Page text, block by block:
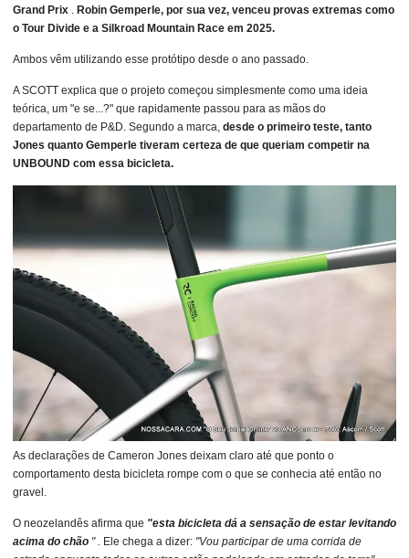
Grand Prix . Robin Gemperle, por sua vez, venceu provas extremas como
o Tour Divide e a Silkroad Mountain Race em 2025.
Ambos vêm utilizando esse protótipo desde o ano passado.
A SCOTT explica que o projeto começou simplesmente como uma ideia
teórica, um "e se...?" que rapidamente passou para as mãos do
departamento de P&D. Segundo a marca, desde o primeiro teste, tanto
Jones quanto Gemperle tiveram certeza de que queriam competir na
UNBOUND com essa bicicleta.
As declarações de Cameron Jones deixam claro até que ponto o
comportamento desta bicicleta rompe com o que se conhecia até então no
gravel.
O neozelandês afirma que "esta bicicleta dá a sensação de estar levitando
acima do chão " . Ele chega a dizer: "Vou participar de uma corrida de